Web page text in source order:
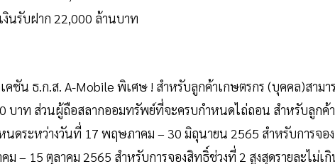
นรับฝาก 22,000 ล้านบาท
ชัน ธ.ก.ส. A-Mobile พิเศษ ! สำหรับลูกค้าเกษตรกร (บุคคล)สามา
บาท ส่วนผู้ถือสลากออมทรัพย์ที่จะครบกำหนดไถ่ถอน สำหรับลูกค้
ดระหว่างวันที่ 17 พฤษภาคม – 30 มิถุนายน 2565 สำหรับการจอง
– 15 ตุลาคม 2565 สำหรับการจองสิทธิ์ช่วงที่ 2 สูงสุดรายละไม่เ